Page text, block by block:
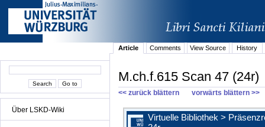
Über LSKD-Wiki
Article Comments View Source History
M.ch.f.615 Scan 47 (24r)
<< zurück blättern vorwärts blättern >>